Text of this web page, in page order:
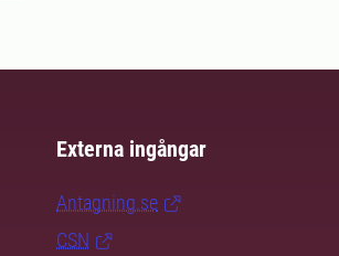
Externa ingångar
Antagning.se
CSN